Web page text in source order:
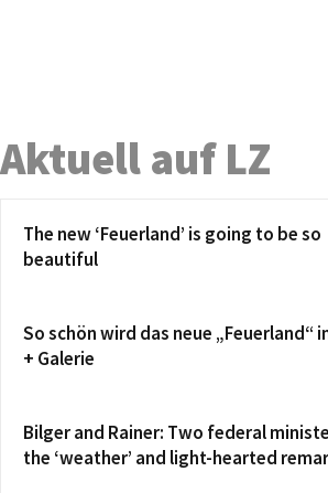
Aktuell auf LZ
The new ‘Feuerland’ is going to be so
beautiful
So schön wird das neue „Feuerland“
+ Galerie
Bilger and Rainer: Two federal
the ‘weather’ and light-hearted